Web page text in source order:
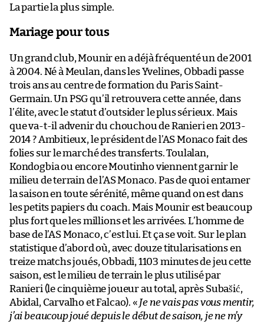
La partie la plus simple.
Mariage pour tous
Un grand club, Mounir en a déjà fréquenté un de 2001
à 2004. Né à Meulan, dans les Yvelines, Obbadi passe
trois ans au centre de formation du Paris Saint-
Germain. Un PSG qu’il retrouvera cette année, dans
l’élite, avec le statut d’outsider le plus sérieux. Mais
que va-t-il advenir du chouchou de Ranieri en 2013-
2014 ? Ambitieux, le président de l’AS Monaco fait des
folies sur le marché des transferts. Toulalan,
Kondogbia ou encore Moutinho viennent garnir le
milieu de terrain de l’AS Monaco. Pas de quoi entamer
la saison en toute sérénité, même quand on est dans
les petits papiers du coach. Mais Mounir est beaucoup
plus fort que les millions et les arrivées. L’homme de
base de l’AS Monaco, c’est lui. Et ça se voit. Sur le plan
statistique d’abord où, avec douze titularisations en
treize matchs joués, Obbadi, 1103 minutes de jeu cette
saison, est le milieu de terrain le plus utilisé par
Ranieri (le cinquième joueur au total, après Subašić,
Abidal, Carvalho et Falcao). « Je ne vais pas vous mentir,
j’ai beaucoup joué depuis le début de saison, je ne m’y